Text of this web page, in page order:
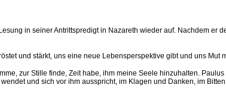
in seiner Antrittspredigt in Nazareth wieder auf. Nachdem
und stärkt, uns eine neue Lebensperspektive gibt und uns Mut
zur Stille finde, Zeit habe, ihm meine Seele hinzuhalten.
und sich vor ihm ausspricht, im Klagen und Danken, im